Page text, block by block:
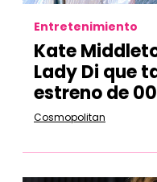
Entretenimiento
Kate
Lady Di que
estreno de
Cosmopolitan